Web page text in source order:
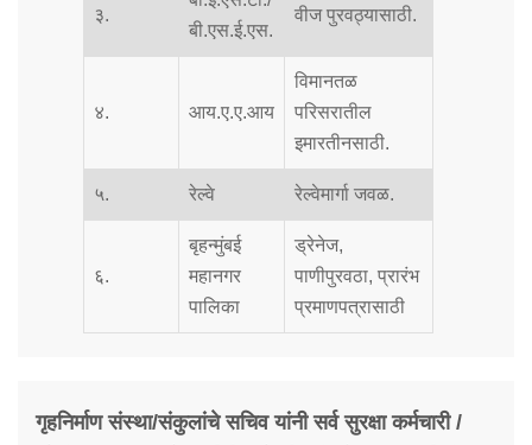
३.
बी.एस.ई.एस.
वीज पुरवठ्यासाठी.
४. आय.ए.ए.आय
विमानतळ
परिसरातील
इमारतीनसाठी.
५. रेल्वे रेल्वेमार्गा जवळ.
६.
बृहन्मुंबई
महानगर
पालिका
ड्रेनेज,
पाणीपुरवठा, प्रारंभ
प्रमाणपत्रासाठी
गृहनिर्माण संस्था/संकुलांचे सचिव यांनी सर्व सुरक्षा कर्मचारी /